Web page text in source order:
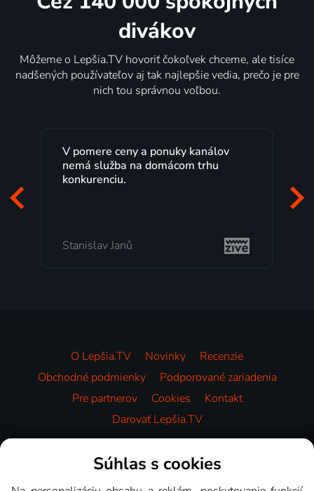
divákov
Môžeme o Lepšia.TV hovoriť čokoľvek chceme, ale tisíce
nadšených používateľov aj tak najlepšie vedia, prečo je pre
nich tou správnou voľbou.
V pomere ceny a ponuky kanálov
nemá služba na domácom trhu
konkurenciu.
Stanislav Janů
to,
O Lepšia.TV Novinky
Recenzie
Obchodné podmienky
Podporované zariadenia
Pre partnerov
Cookies
Kontakt
Darovať Lepšia.TV
Videotéka
Súhlas s cookies